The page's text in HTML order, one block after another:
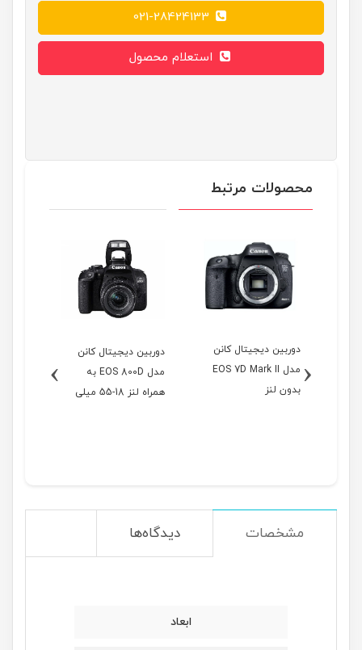
محصولات مرتبط
دوربین دیجیتال کانن
مدل EOS 7D Mark II
بدون لنز
دوربین دیجیتال کانن
مدل EOS 800D به
همراه لنز 18-55 میلی
‹
›
مشخصات دیدگاه‌ها
ابعاد